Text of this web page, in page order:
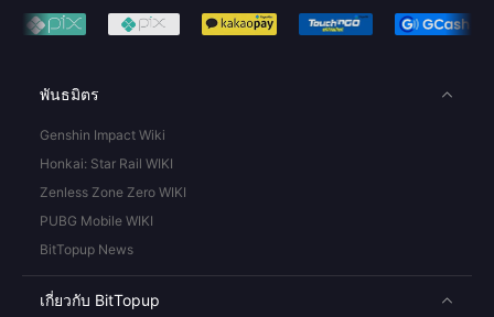
พันธมิตร
Genshin Impact Wiki
Honkai: Star Rail WIKI
Zenless Zone Zero WIKI
PUBG Mobile WIKI
BitTopup News
เกี่ยวกับ BitTopup